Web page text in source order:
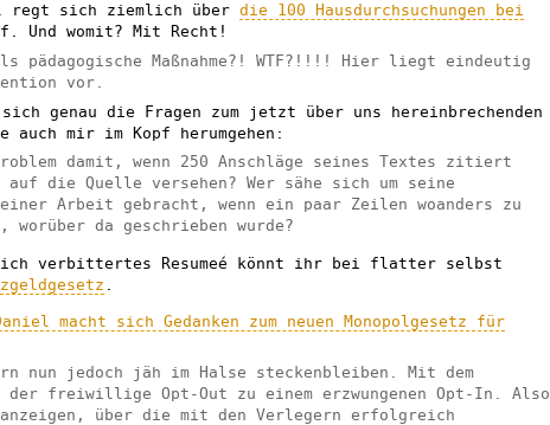
regt sich ziemlich überdie 100 Hausdurchsuchungen bei
Und womit? Mit Recht!
pädagogische Maßnahme?! WTF?!!!! Hier liegt eindeutig
vor.
genau die Fragen zum jetzt über uns hereinbrechenden
mir im Kopf herumgehen:
damit, wenn 250 Anschläge seines Textes zitiert
auf die Quelle versehen? Wer sähe sich um seine
Arbeit gebracht, wenn ein paar Zeilen woanders zu
worüber da geschrieben wurde?
verbittertes Resumeé könnt ihr bei flatter selbst
macht sich Gedanken zum neuen Monopolgesetz für
nun jedoch jäh im Halse steckenbleiben. Mit dem
der freiwillige Opt-Out zu einem erzwungenen Opt-In. Also
anzeigen, über die mit den Verlegern erfolgreich